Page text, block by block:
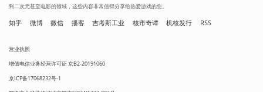
到二次元甚至电影的领域，这些内容非常值得分享给热爱游戏的您。
知乎 微博 微信 播客 吉考斯工业 核市奇谭 机核发行 RSS
营业执照
增值电信业务经营许可证 京B2-20191060
京ICP备17068232号-1